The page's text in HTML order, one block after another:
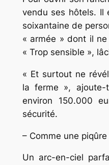
vendu ses hôtels. Il
soixantaine de
« armée » dont il
« Trop sensible »,
« Et surtout ne
la ferme », ajoute-
environ 150.000
sécurité.
– Comme une
Un arc-en-ciel